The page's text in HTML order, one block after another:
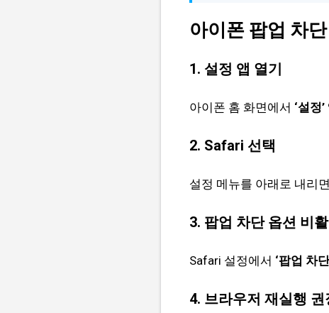
아이폰 팝업 차
1. 설정 앱 열기
아이폰 홈 화면에서 ‘설정’
2. Safari 선택
설정 메뉴를 아래로 내리면
3. 팝업 차단 옵션 비
Safari 설정에서 ‘팝업 차
4. 브라우저 재실행 권